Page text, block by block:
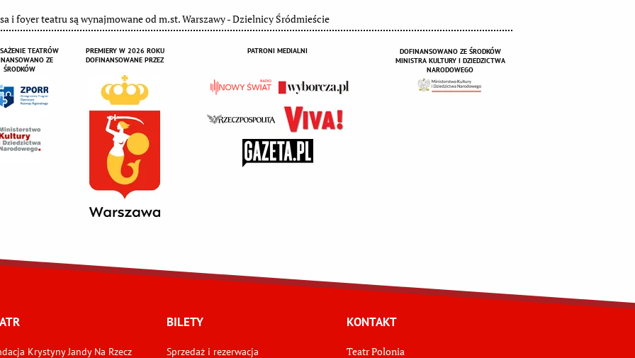
i foyer teatru są wynajmowane od m.st. Warszawy - Dzielnicy Śródmieście
TEATRÓW
ZE
ŚRODKÓW
PREMIERY W 2026 ROKU
DOFINANSOWANE PRZEZ
PATRONI MEDIALNI
DOFINANSOWANO ZE ŚRODKÓW
MINISTRA KULTURY I DZIEDZICTWA
NARODOWEGO
Krystyny Jandy Na Rzecz
BILETY
Sprzedaż i rezerwacja
KONTAKT
Teatr Polonia